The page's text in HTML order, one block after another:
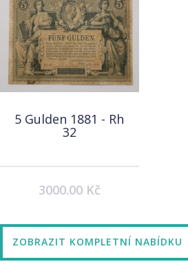
5 Gulden 1881 - Rh
32
3000.00 Kč
ZOBRAZIT KOMPLETNÍ NABÍDKU